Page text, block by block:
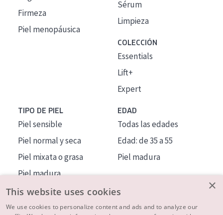
Firmeza
Piel menopáusica
Sérum
Limpieza
COLECCIÓN
Essentials
Lift+
Expert
TIPO DE PIEL
Piel sensible
Piel normal y seca
Piel mixata o grasa
Piel madura
Piel expuesta al sol
Piel menopáusica
EDAD
Todas las edades
Edad: de 35 a 55
Piel madura
×
This website uses cookies
We use cookies to personalize content and ads and to analyze our